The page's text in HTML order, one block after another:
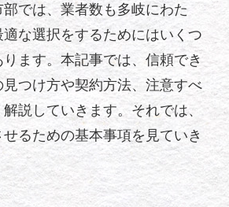
では、業者数も多岐にわた
適な選択をするためにはいくつ
ます。本記事では、信頼でき
つけ方や契約方法、注意すべ
解説していきます。それでは、
るための基本事項を見ていき